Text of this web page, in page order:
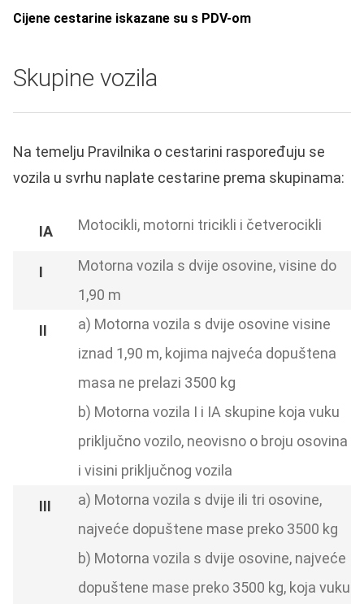
Cijene cestarine iskazane su s PDV-om
Skupine vozila
Na temelju Pravilnika o cestarini raspoređuju se
vozila u svrhu naplate cestarine prema skupinama:
Motocikli, motorni tricikli i četverocikli
Motorna vozila s dvije osovine, visine do
1,90 m
a) Motorna vozila s dvije osovine visine
iznad 1,90 m, kojima najveća dopuštena
masa ne prelazi 3500 kg
b) Motorna vozila I i IA skupine koja vuku
priključno vozilo, neovisno o broju osovina
i visini priključnog vozila
a) Motorna vozila s dvije ili tri osovine,
najveće dopuštene mase preko 3500 kg
b) Motorna vozila s dvije osovine, najveće
dopuštene mase preko 3500 kg, koja vuku